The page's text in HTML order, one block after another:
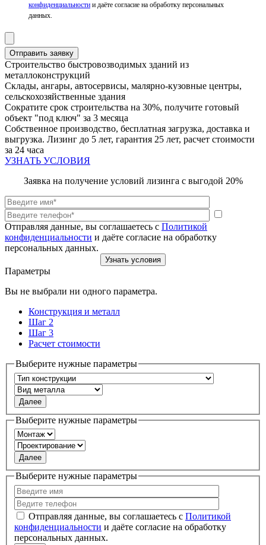
конфиденциальности
Отправить заявку
Строительство быстровозводимых зданий из
металлоконструкций
Склады, ангары, автосервисы, малярно-кузовные центры,
сельскохозяйственные здания
Сократите срок строительства на 30%, получите готовый
объект "под ключ" за 3 месяца
Собственное производство, бесплатная загрузка, доставка и
выгрузка. Лизинг до 5 лет, гарантия 25 лет, расчет стоимости
за 24 часа
УЗНАТЬ УСЛОВИЯ
Заявка на получение условий лизинга с выгодой 20%
Политикой
конфиденциальности
Узнать условия
Параметры
Вы не выбрали ни одного параметра.
Конструкция и металл
Шаг 2
Шаг 3
Расчет стоимости
Выберите нужные параметры
Далее
Выберите нужные параметры
Далее
Выберите нужные параметры
Политикой
конфиденциальности